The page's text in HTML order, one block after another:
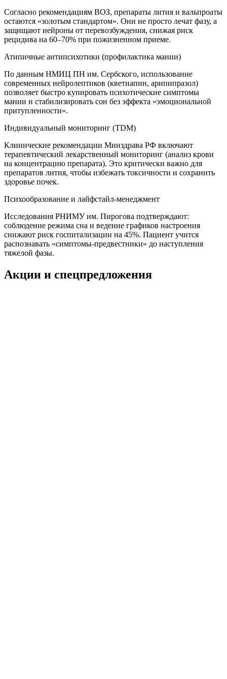
Согласно рекомендациям ВОЗ, препараты лития и вальпроаты
остаются «золотым стандартом». Они не просто лечат фазу, а
защищают нейроны от перевозбуждения, снижая риск
рецидива на 60–70% при пожизненном приеме.
Атипичные антипсихотики (профилактика мании)
По данным НМИЦ ПН им. Сербского, использование
современных нейролептиков (кветиапин, арипипразол)
позволяет быстро купировать психотические симптомы
мании и стабилизировать сон без эффекта «эмоциональной
притупленности».
Индивидуальный мониторинг (TDM)
Клинические рекомендации Минздрава РФ включают
терапевтический лекарственный мониторинг (анализ крови
на концентрацию препарата). Это критически важно для
препаратов лития, чтобы избежать токсичности и сохранить
здоровье почек.
Психообразование и лайфстайл-менеджмент
Исследования РНИМУ им. Пирогова подтверждают:
соблюдение режима сна и ведение графиков настроения
снижают риск госпитализации на 45%. Пациент учится
распознавать «симптомы-предвестники» до наступления
тяжелой фазы.
Акции и спецпредложения